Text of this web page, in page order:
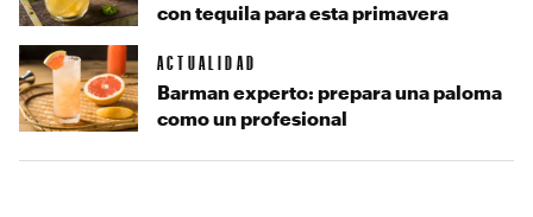
con tequila para esta primavera
ACTUALIDAD
Barman experto: prepara una paloma
como un profesional